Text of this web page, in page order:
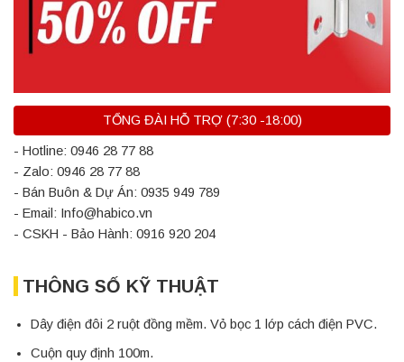
TỔNG ĐÀI HỖ TRỢ (7:30 -18:00)
- Hotline: 0946 28 77 88
- Zalo: 0946 28 77 88
- Bán Buôn & Dự Án: 0935 949 789
- Email: Info@habico.vn
- CSKH - Bảo Hành: 0916 920 204
THÔNG SỐ KỸ THUẬT
Dây điện đôi 2 ruột đồng mềm. Vỏ bọc 1 lớp cách điện PVC.
Cuộn quy định 100m.